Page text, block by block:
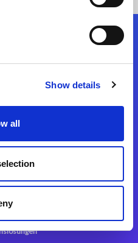
Show details
all
your digital transformation
Sie uns